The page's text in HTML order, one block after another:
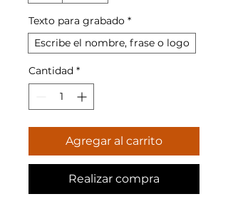
Texto para grabado *
Escribe el nombre, frase o logo
Cantidad *
Agregar al carrito
Realizar compra